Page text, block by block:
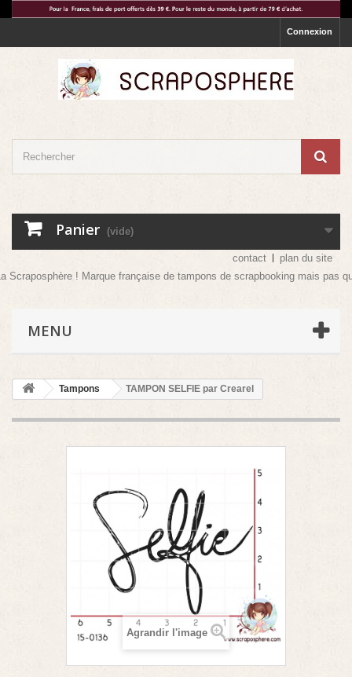
Connexion
Panier (vide)
contact
plan du site
! Marque française de tampons de scrapbooking mais pas que !
MENU
Tampons TAMPON SELFIE par Crearel
Agrandir l'image